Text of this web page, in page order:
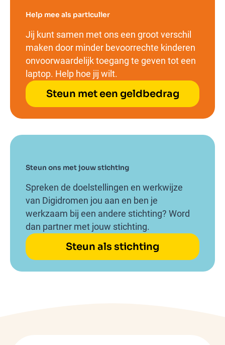
Help mee als particulier
Jij kunt samen met ons een groot verschil
maken door minder bevoorrechte kinderen
onvoorwaardelijk toegang te geven tot een
laptop. Help hoe jij wilt.
Steun met een geldbedrag
Steun ons met jouw stichting
Spreken de doelstellingen en werkwijze
van Digidromen jou aan en ben je
werkzaam bij een andere stichting? Word
dan partner met jouw stichting.
Steun als stichting